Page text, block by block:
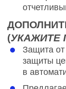
(УКАЖИТЕ
Защита от
защиты
в